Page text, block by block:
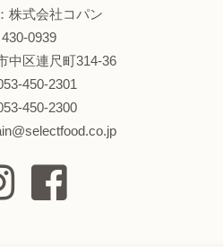
株式会社コパン
0939
中区連尺町314-36
450-2301
450-2300